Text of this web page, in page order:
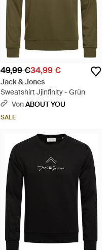
49,99 €34,99 €
Jack & Jones
Sweatshirt Jjinfinity - Grün
VonABOUT YOU
SALE